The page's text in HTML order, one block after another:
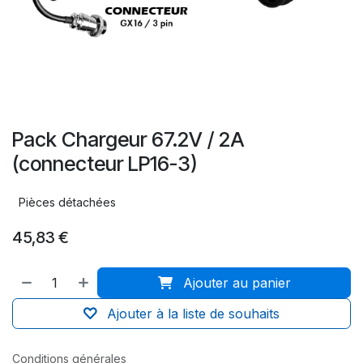
Pack Chargeur 67.2V / 2A
(connecteur LP16-3)
Pièces détachées
45,83 €
Ajouter au panier
Ajouter à la liste de souhaits
Conditions générales